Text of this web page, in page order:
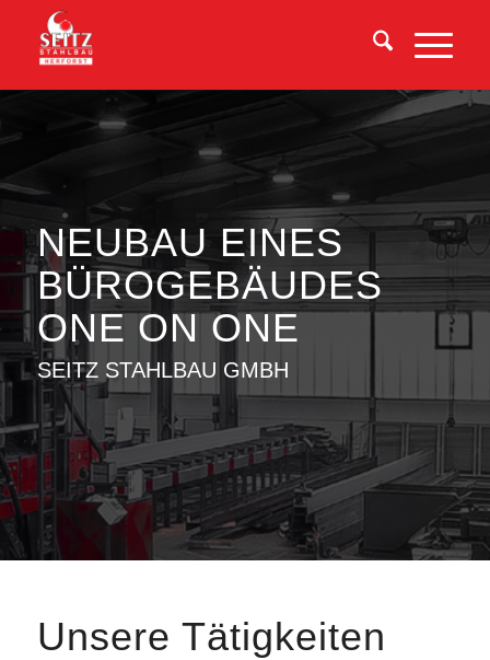
NEUBAU EINES
BÜROGEBÄUDES
ONE ON ONE
SEITZ STAHLBAU GMBH
Unsere Tätigkeiten